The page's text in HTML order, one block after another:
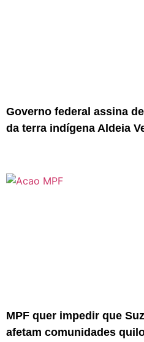
Governo federal assina
da terra indígena Aldeia
MPF quer impedir que
afetam comunidades